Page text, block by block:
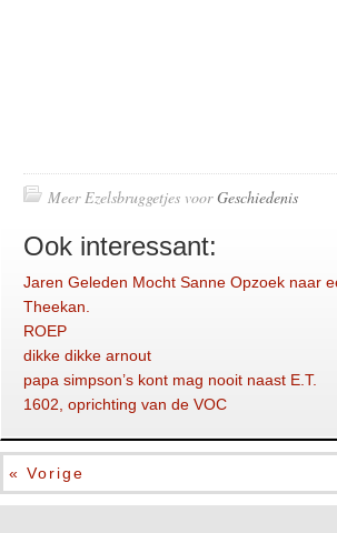
Meer Ezelsbruggetjes voorGeschiedenis
Ook interessant:
Jaren Geleden Mocht Sanne Opzoek naar
Theekan.
ROEP
dikke dikke arnout
papa simpson’s kont mag nooit naast E.T.
1602, oprichting van de VOC
« Vorige